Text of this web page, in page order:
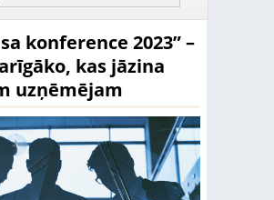
konference 2023” –
kas jāzina
uzņēmējam